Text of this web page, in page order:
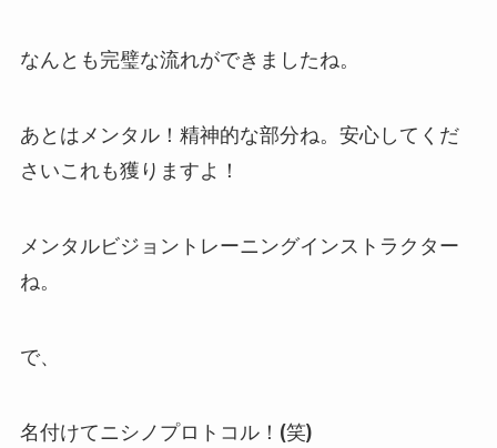
なんとも完璧な流れができましたね。
あとはメンタル！精神的な部分ね。安心してくだ
さいこれも獲りますよ！
メンタルビジョントレーニングインストラクター
ね。
で、
名付けてニシノプロトコル！(笑)